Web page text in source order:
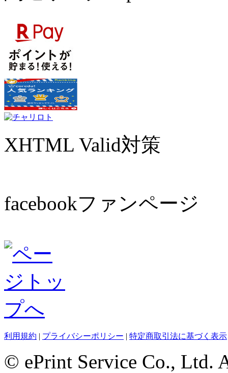
XHTML Valid対策
facebookファンページ
利用規約 | プライバシーポリシー | 特定商取引法に基づく表示
© ePrint Service Co., Ltd.